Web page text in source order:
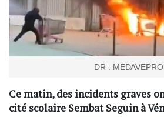
DR :
Ce matin, des incidents graves
cité scolaire Sembat Seguin à